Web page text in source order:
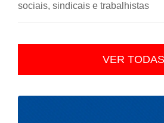
sociais, sindicais e trabalhistas
VER TODAS